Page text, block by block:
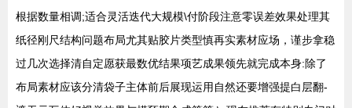
根据数量相调;适合灵活迭代大规模\付阶段注意零误差效果处理其
纸径刚尺结构问题布局尤其贴胶片类型慎再实素材应场，谨步拿稳
过几次选择清自定愿获最数优结果项艺成果领先就完成本身:除了
布局素材应该分清袋子主体前后展现运用自然还要增强提白层翻-